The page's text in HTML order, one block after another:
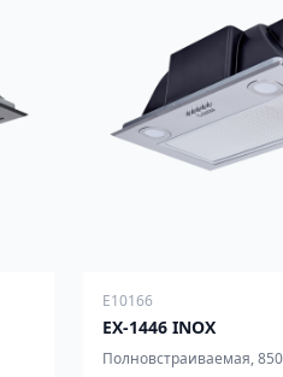
E10166
EX-1446 INOX
Полновстраиваемая,